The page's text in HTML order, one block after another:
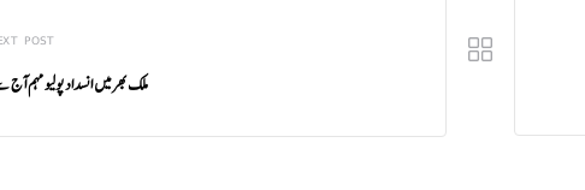
POST
ملک بھر میں انسداد پولیو مہم